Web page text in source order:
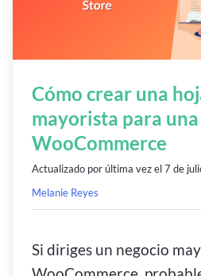
Cómo crear una
mayorista para
WooCommerce
Actualizado por última vez el7 de
Melanie Reyes
Si diriges un negocio